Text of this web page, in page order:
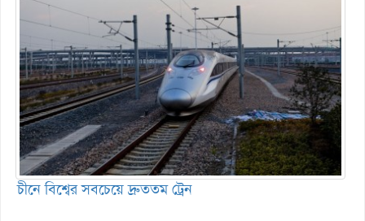
চীনে বিশ্বের সবচেয়ে দ্রুততম ট্রেন